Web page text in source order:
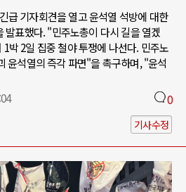
급 기자회견을 열고 윤석열 석방에 대한
발표했다. "민주노총이 다시 길을 열겠
박 2일 집중 철야 투쟁에 나선다. 민주노
윤석열의 즉각 파면"을 촉구하며, "윤석
0
기사수정